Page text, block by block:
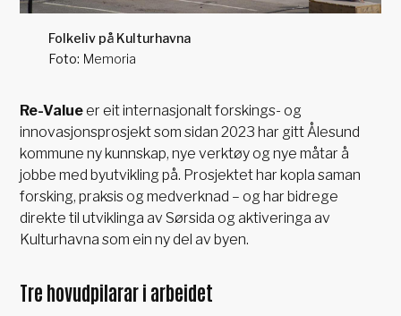
Folkeliv på Kulturhavna
Memoria
Re-Valueer eit internasjonalt forskings- og
innovasjonsprosjekt som sidan 2023 har gitt Ålesund
kommune ny kunnskap, nye verktøy og nye måtar å
jobbe med byutvikling på. Prosjektet har kopla saman
forsking, praksis og medverknad – og har bidrege
direkte til utviklinga av Sørsida og aktiveringa av
Kulturhavna som ein ny del av byen.
Tre hovudpilarar i arbeidet